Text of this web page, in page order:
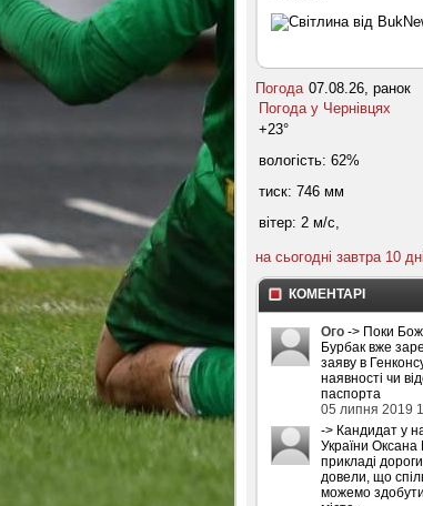
Погода 07.08.26, ранок
Погода у Чернівцях
+23°
вологість: 62%
тиск: 746 мм
вітер: 2 м/с,
на сьогодні завтра 10
КОМЕНТАРІ
Ого -> Поки
Бурбак вже
заяву в
наявності чи
паспорта
05 липня 2019
-> Кандидат у
України
прикладі
довели, що
можемо